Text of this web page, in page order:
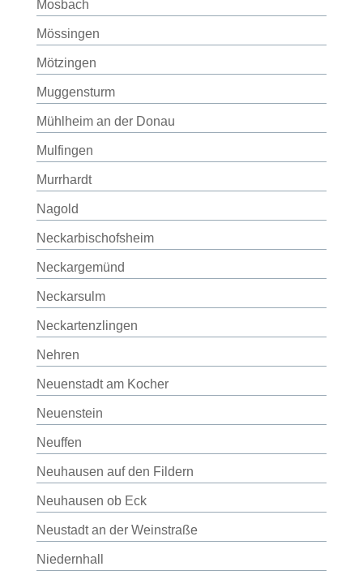
Mosbach
Mössingen
Mötzingen
Muggensturm
Mühlheim an der Donau
Mulfingen
Murrhardt
Nagold
Neckarbischofsheim
Neckargemünd
Neckarsulm
Neckartenzlingen
Nehren
Neuenstadt am Kocher
Neuenstein
Neuffen
Neuhausen auf den Fildern
Neuhausen ob Eck
Neustadt an der Weinstraße
Niedernhall